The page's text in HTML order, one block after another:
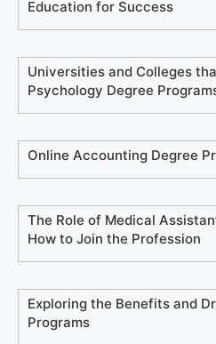
Education for Success
Universities and Colleges
Psychology Degree
Online Accounting Degree
The Role of Medical
How to Join the Profession
Exploring the Benefits and
Programs